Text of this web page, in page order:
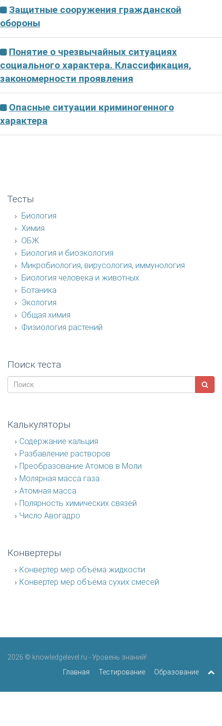
Защитные сооружения гражданской
обороны
Понятие о чрезвычайных ситуациях
социального характера. Классификация,
закономерности проявления
Опасные ситуации криминогенного
характера
Тесты
Биология
Химия
ОБЖ
Биология и биоэкология
Микробиология, вирусология, иммунология
Биология человека и животных
Ботаника
Экология
Общая химия
Физиология растений
Поиск теста
Калькуляторы
Содержание кальция
Разбавление растворов
Преобразование Атомов в Моли
Молярная масса газа
Атомная масса
Полярность химических связей
Число Авогадро
Конвертеры
Конвертер мер объёма жидкости
Конвертер мер объёма сухих смесей
2026 © knowledgelevel.ru - Уровень знаний!
Главная
Тестирование Образование